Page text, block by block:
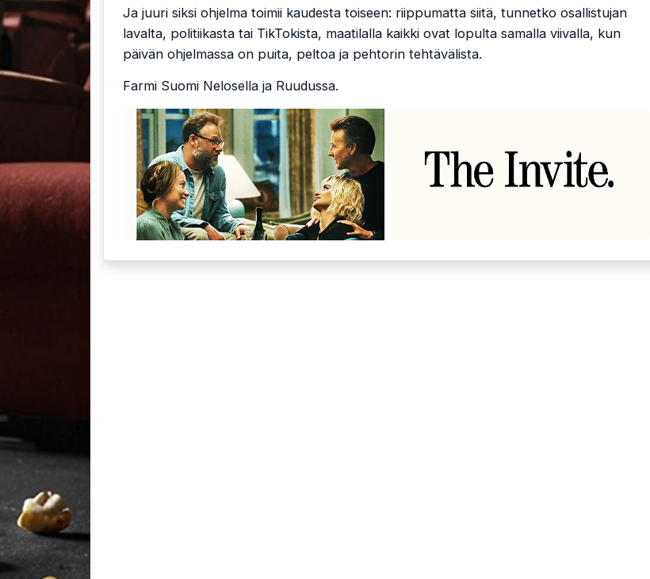
Ja juuri siksi ohjelma toimii kaudesta toiseen: riippumatta siitä, tunnetko osallistujan
lavalta, politiikasta tai TikTokista, maatilalla kaikki ovat lopulta samalla viivalla, kun
päivän ohjelmassa on puita, peltoa ja pehtorin tehtävälista.
Farmi Suomi Nelosella ja Ruudussa.